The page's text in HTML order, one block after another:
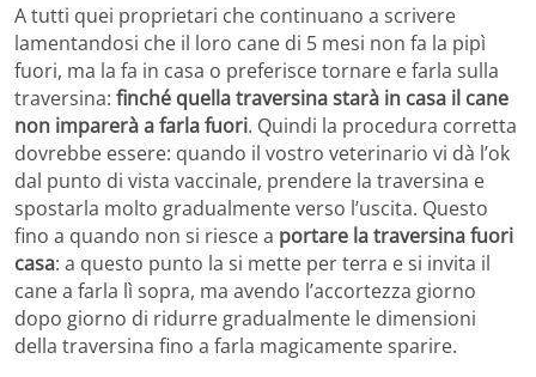
A tutti quei proprietari che continuano a scrivere
lamentandosi che il loro cane di 5 mesi non fa la pipì
fuori, ma la fa in casa o preferisce tornare e farla sulla
traversina: finché quella traversina starà in casa il cane
non imparerà a farla fuori. Quindi la procedura corretta
dovrebbe essere: quando il vostro veterinario vi dà l’ok
dal punto di vista vaccinale, prendere la traversina e
spostarla molto gradualmente verso l’uscita. Questo
fino a quando non si riesce a portare la traversina fuori
casa: a questo punto la si mette per terra e si invita il
cane a farla lì sopra, ma avendo l’accortezza giorno
dopo giorno di ridurre gradualmente le dimensioni
della traversina fino a farla magicamente sparire.